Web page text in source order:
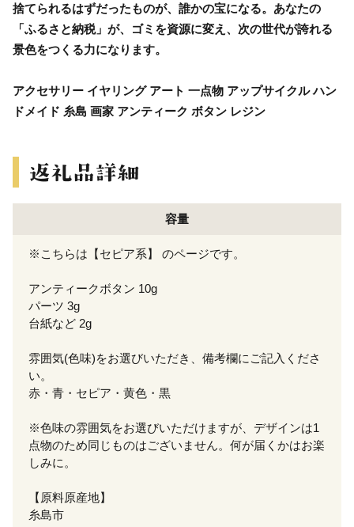
捨てられるはずだったものが、誰かの宝になる。あなたの
「ふるさと納税」が、ゴミを資源に変え、次の世代が誇れる
景色をつくる力になります。
アクセサリー イヤリング アート 一点物 アップサイクル ハン
ドメイド 糸島 画家 アンティーク ボタン レジン
容量
※こちらは【セピア系】 のページです。
アンティークボタン 10g
パーツ 3g
台紙など 2g
雰囲気(色味)をお選びいただき、備考欄にご記入くださ
い。
赤・青・セピア・黄色・黒
※色味の雰囲気をお選びいただけますが、デザインは1
点物のため同じものはございません。何が届くかはお楽
しみに。
【原料原産地】
糸島市